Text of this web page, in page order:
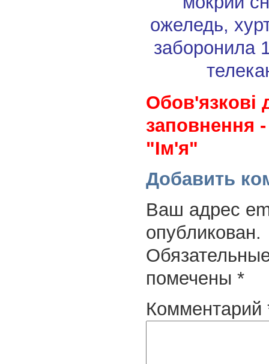
ожеледь,
заборонила
Обов'язкові
заповнення
"Ім'я"
Добавить
Ваш адрес
опубликован.
помечены *
Комментарий